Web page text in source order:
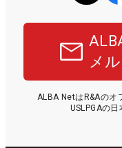
メ
ALBA NetはR&Aのオ
USLPGAの